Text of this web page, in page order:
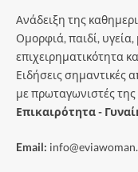
Ανάδειξη της
Ομορφιά, παιδί,
επιχειρηματικότητα
Ειδήσεις σημαντικές
με πρωταγωνιστές της
Επικαιρότητα -
Email: